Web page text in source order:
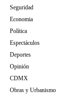
Seguridad
Economia
Política
Espectáculos
Deportes
Opinión
CDMX
Obras y Urbanismo